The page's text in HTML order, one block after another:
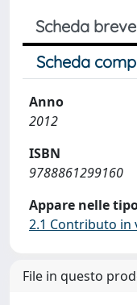
Scheda breve
Scheda
Anno
2012
ISBN
9788861299160
Appare nelle
2.1 Contributo in
File in questo